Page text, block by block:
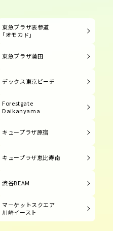
東急プラザ表参道
「オモカド」
東急プラザ蒲田
デックス東京ビーチ
Forestgate
Daikanyama
キュープラザ原宿
キュープラザ恵比寿南
渋谷BEAM
マーケットスクエア
川崎イースト